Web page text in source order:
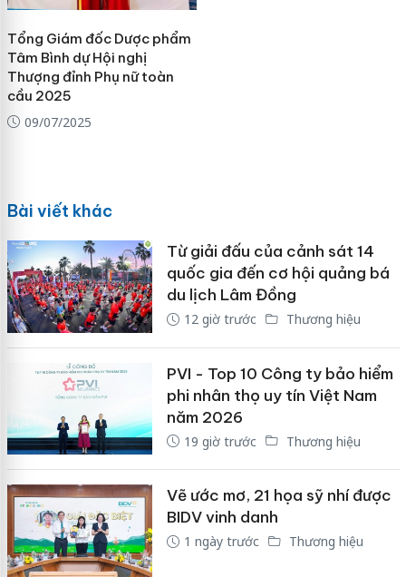
Tổng Giám đốc Dược phẩm
Tâm Bình dự Hội nghị
Thượng đỉnh Phụ nữ toàn
cầu 2025
09/07/2025
Bài viết khác
Từ giải đấu của cảnh sát 14
quốc gia đến cơ hội quảng bá
du lịch Lâm Đồng
12 giờ trước Thương hiệu
PVI - Top 10 Công ty bảo hiểm
phi nhân thọ uy tín Việt Nam
năm 2026
19 giờ trước Thương hiệu
Vẽ ước mơ, 21 họa sỹ nhí được
BIDV vinh danh
1 ngày trước Thương hiệu